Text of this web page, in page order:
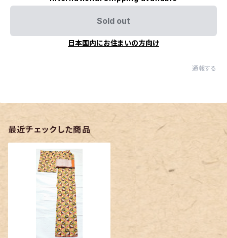
Sold out
日本国内にお住まいの方向け
通報する
最近チェックした商品